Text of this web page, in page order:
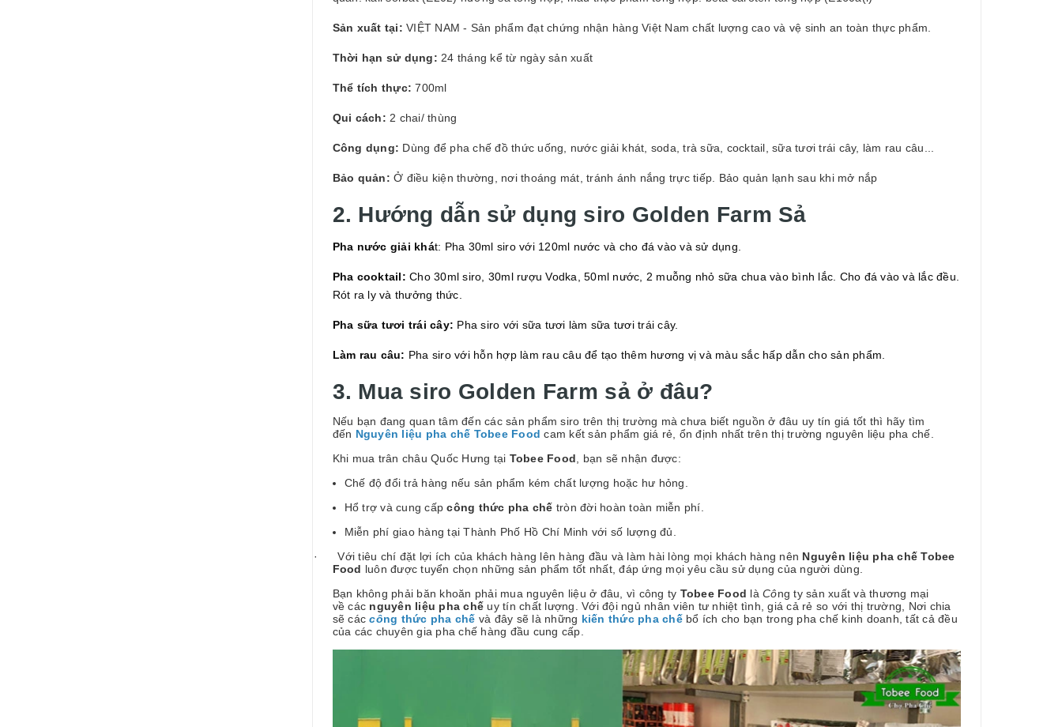
Sản xuất tại: VIỆT NAM - Sản phẩm đạt chứng nhận hàng Việt Nam chất lượng cao và vệ sinh an toàn thực phẩm.
Thời hạn sử dụng: 24 tháng kể từ ngày sản xuất
Thể tích thực: 700ml
Qui cách: 2 chai/ thùng
Công dụng: Dùng để pha chế đồ thức uống, nước giải khát, soda, trà sữa, cocktail, sữa tươi trái cây, làm rau câu...
Bảo quản: Ở điều kiện thường, nơi thoáng mát, tránh ánh nắng trực tiếp. Bảo quản lạnh sau khi mở nắp
2. Hướng dẫn sử dụng siro Golden Farm Sả
Pha nước giải khát: Pha 30ml siro với 120ml nước và cho đá vào và sử dụng.
Pha cooktail: Cho 30ml siro, 30ml rượu Vodka, 50ml nước, 2 muỗng nhỏ sữa chua vào bình lắc. Cho đá vào và lắc đều.
Rót ra ly và thưởng thức.
Pha sữa tươi trái cây: Pha siro với sữa tươi làm sữa tươi trái cây.
Làm rau câu: Pha siro với hỗn hợp làm rau câu để tạo thêm hương vị và màu sắc hấp dẫn cho sản phẩm.
3. Mua siro Golden Farm sả ở đâu?
Nếu bạn đang quan tâm đến các sản phẩm siro trên thị trường mà chưa biết nguồn ở đâu uy tín giá tốt thì hãy tìm
đến Nguyên liệu pha chế Tobee Food cam kết sản phẩm giá rẻ, ổn định nhất trên thị trường nguyên liệu pha chế.
Khi mua trân châu Quốc Hưng tại Tobee Food , bạn sẽ nhận được:
Chế độ đổi trả hàng nếu sản phẩm kém chất lượng hoặc hư hỏng.
Hổ trợ và cung cấpcông thức pha chế tròn đời hoàn toàn miễn phí.
Miễn phí giao hàng tại Thành Phố Hồ Chí Minh với số lượng đủ.
·
Với tiêu chí đặt lợi ích của khách hàng lên hàng đầu và làm hài lòng mọi khách hàng nên Nguyên liệu pha chế Tobee
Food luôn được tuyển chọn những sản phẩm tốt nhất, đáp ứng mọi yêu cầu sử dụng của người dùng.
Bạn không phải băn khoăn phải mua nguyên liệu ở đâu, vì công ty Tobee Food là Công ty sản xuất và thương mại
về các nguyên liệu pha chế uy tín chất lượng. Với đội ngủ nhân viên tư nhiệt tình, giá cả rẻ so với thị trường, Nơi chia
sẽ cáccông thức pha chế và đây sẽ là những kiến thức pha chếbổ ích cho bạn trong pha chế kinh doanh, tất cả đều
của các chuyên gia pha chế hàng đầu cung cấp.